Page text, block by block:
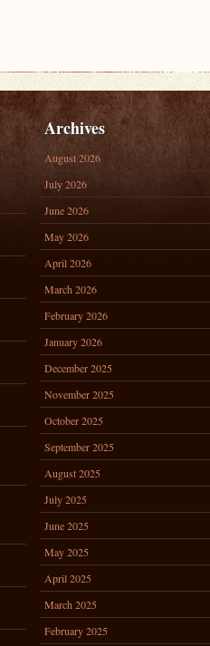
Archives
August 2026
July 2026
June 2026
May 2026
April 2026
March 2026
February 2026
January 2026
December 2025
November 2025
October 2025
September 2025
August 2025
July 2025
June 2025
May 2025
April 2025
March 2025
February 2025